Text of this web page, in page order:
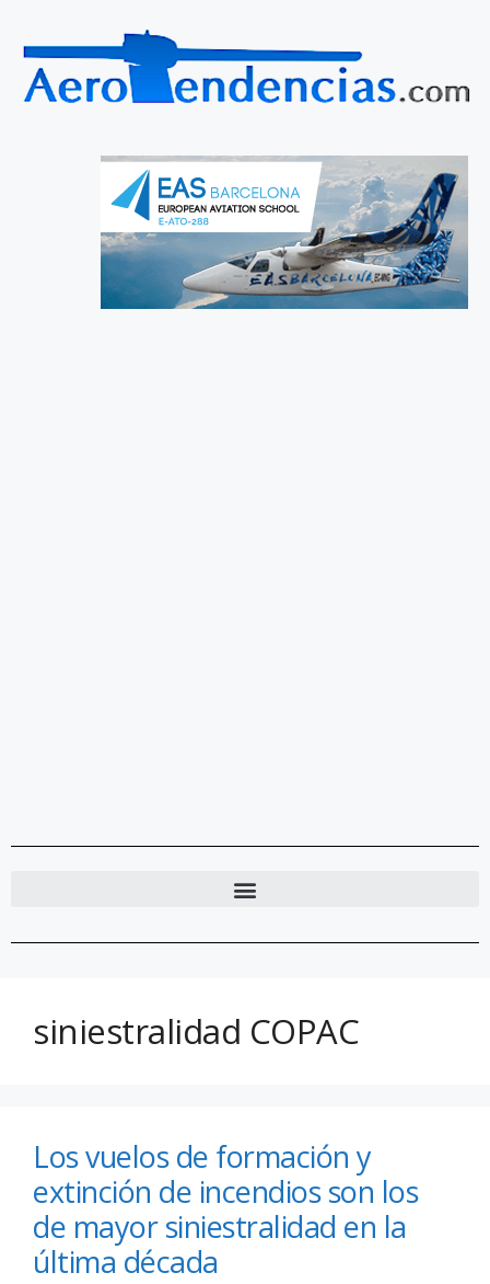
siniestralidad COPAC
Los vuelos de formación y
extinción de incendios son los
de mayor siniestralidad en la
última década